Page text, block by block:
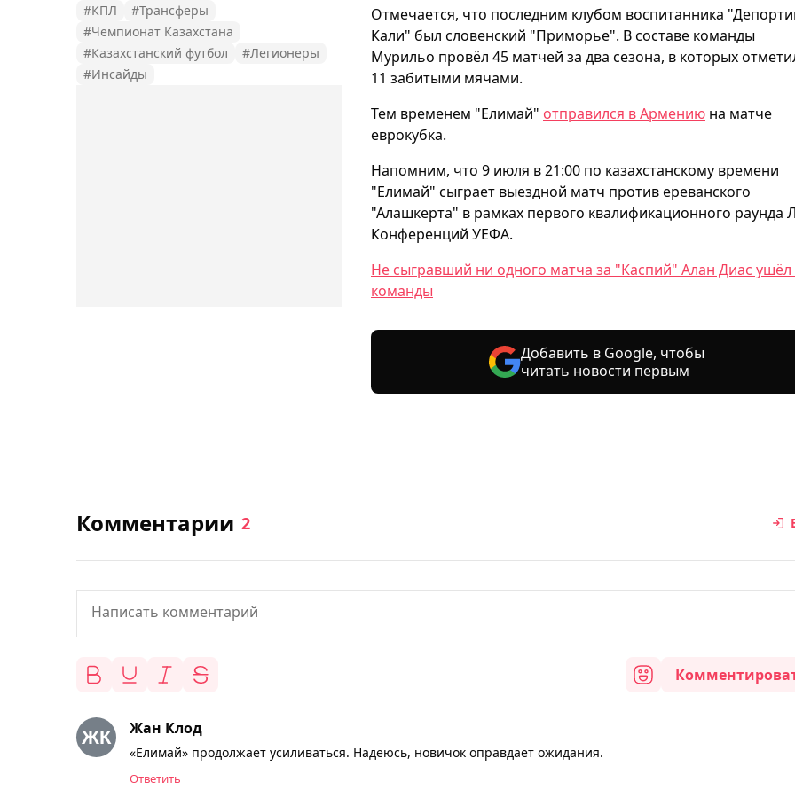
#КПЛ
#Трансферы
#Чемпионат Казахстана
#Казахстанский футбол
#Легионеры
#Инсайды
Отмечается, что последним клубом воспитанника
Кали" был словенский "Приморье". В составе команды
Мурильо провёл 45 матчей за два сезона, в которых
11 забитыми мячами.
Тем временем "Елимай" отправился в Армению на матче
еврокубка.
Напомним, что 9 июля в 21:00 по казахстанскому времени
"Елимай" сыграет выездной матч против ереванского
"Алашкерта" в рамках первого квалификационного раунда
Конференций УЕФА.
Не сыгравший ни одного матча за "Каспий" Алан Диас ушёл
команды
Добавить в Google, чтобы
читать новости первым
Комментарии 2
Жан Клод
«Елимай» продолжает усиливаться. Надеюсь, новичок оправдает ожидания.
Ответить